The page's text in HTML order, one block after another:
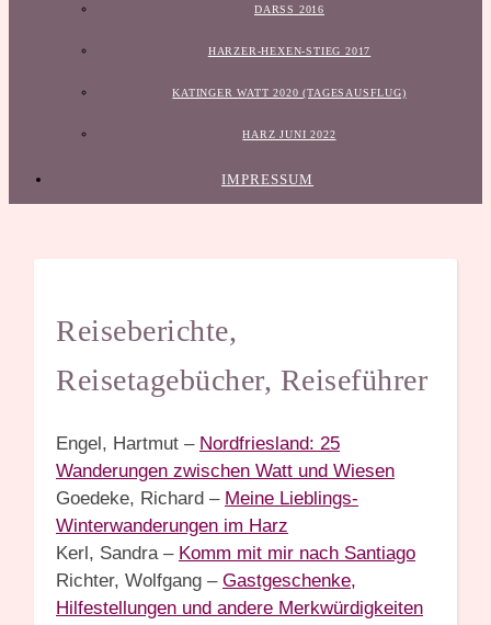
DARSS 2016
HARZER-HEXEN-STIEG 2017
KATINGER WATT 2020 (TAGESAUSFLUG)
HARZ JUNI 2022
IMPRESSUM
Reiseberichte,
Reisetagebücher, Reiseführer
Engel, Hartmut – Nordfriesland: 25
Wanderungen zwischen Watt und Wiesen
Goedeke, Richard – Meine Lieblings-
Winterwanderungen im Harz
Kerl, Sandra – Komm mit mir nach Santiago
Richter, Wolfgang – Gastgeschenke,
Hilfestellungen und andere Merkwürdigkeiten